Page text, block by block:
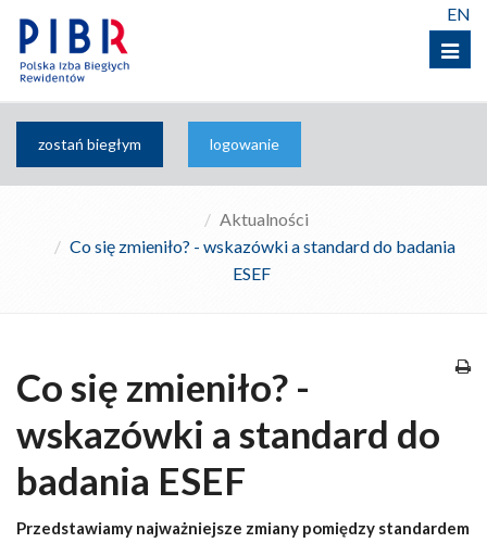
Menu
EN
zostań biegłym logowanie
Aktualności
Co się zmieniło? - wskazówki a standard do badania
ESEF
Co się zmieniło? -
wskazówki a standard do
badania ESEF
Przedstawiamy najważniejsze zmiany pomiędzy standardem